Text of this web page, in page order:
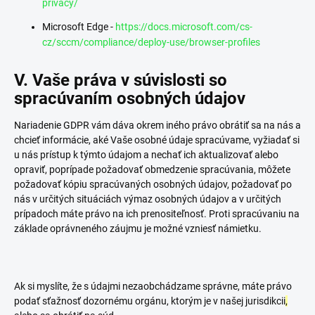
privacy/
Microsoft Edge - https://docs.microsoft.com/cs-
cz/sccm/compliance/deploy-use/browser-profiles
V. Vaše práva v súvislosti so
spracúvaním osobných údajov
Nariadenie GDPR vám dáva okrem iného právo obrátiť sa na nás a
chcieť informácie, aké Vaše osobné údaje spracúvame, vyžiadať si
u nás prístup k týmto údajom a nechať ich aktualizovať alebo
opraviť, poprípade požadovať obmedzenie spracúvania, môžete
požadovať kópiu spracúvaných osobných údajov, požadovať po
nás v určitých situáciách výmaz osobných údajov a v určitých
prípadoch máte právo na ich prenositeľnosť. Proti spracúvaniu na
základe oprávneného záujmu je možné vzniesť námietku.
Ak si myslíte, že s údajmi nezaobchádzame správne, máte právo
podať sťažnosť dozornému orgánu, ktorým je v našej jurisdikcii,